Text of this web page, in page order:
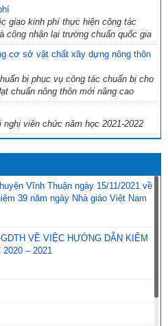
chủ động ứng phó với bão số 4
16 tháng 9 năm 2022 của phòng
về việc hưởng ứng “Ngày toàn dân
giao kinh phí thực hiện công tác
công nhận lại trường chuẩn quốc gia
cơ sở vật chất xây dựng nông thôn
bị phục vụ công tác chuẩn bị cho
chuẩn nông thôn mới nâng cao
nghị viên chức năm học 2021-2022
Vĩnh Thuận ngày 15/11/2021 về
39 năm ngày Nhà giáo Việt Nam
VỀ VIỆC HƯỚNG DẪN KIỂM
– 2021